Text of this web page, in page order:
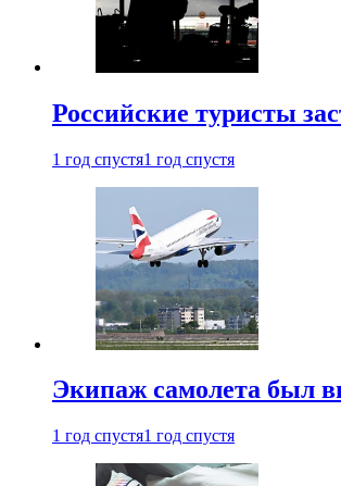
Российские туристы
1 год спустя1 год спустя
Экипаж самолета был
1 год спустя1 год спустя